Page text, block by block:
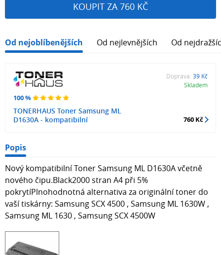
KOUPIT ZA 760 KČ
Od nejoblíbenějších Od nejlevnějších Od
100 %
TONERHAUS Toner Samsung ML
D1630A - kompatibilní
Doprava: 39 Kč
Skladem
760 Kč
Popis
Nový kompatibilní Toner Samsung ML D1630A včetně
nového čipu.Black2000 stran A4 při 5%
pokrytíPlnohodnotná alternativa za originální toner do
vaší tiskárny: Samsung SCX 4500 , Samsung ML 1630W ,
Samsung ML 1630 , Samsung SCX 4500W